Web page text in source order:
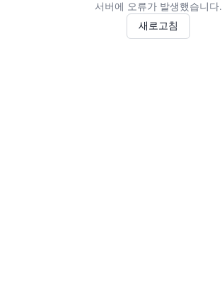
서버에 오류가 발생했습니다.
새로고침